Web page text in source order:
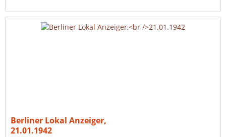
Berliner Lokal Anzeiger,
21.01.1942